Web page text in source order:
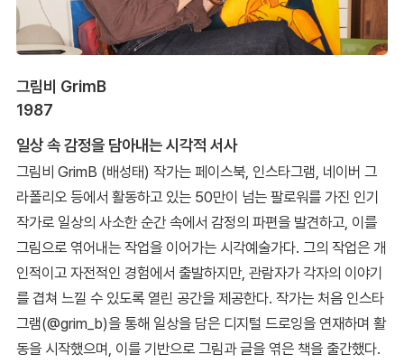
그림비 GrimB
1987
일상 속 감정을 담아내는 시각적 서사
그림비 GrimB (배성태) 작가는 페이스북, 인스타그램, 네이버 그
라폴리오 등에서 활동하고 있는 50만이 넘는 팔로워를 가진 인기
작가로 일상의 사소한 순간 속에서 감정의 파편을 발견하고, 이를
그림으로 엮어내는 작업을 이어가는 시각예술가다. 그의 작업은 개
인적이고 자전적인 경험에서 출발하지만, 관람자가 각자의 이야기
를 겹쳐 느낄 수 있도록 열린 공간을 제공한다. 작가는 처음 인스타
그램(@grim_b)을 통해 일상을 담은 디지털 드로잉을 연재하며 활
동을 시작했으며, 이를 기반으로 그림과 글을 엮은 책을 출간했다.